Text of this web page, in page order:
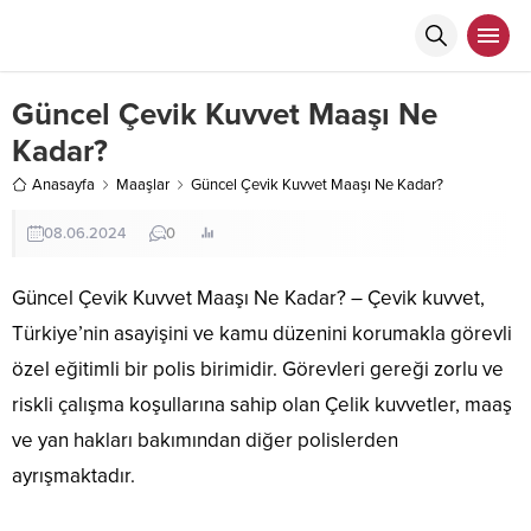
Güncel Çevik Kuvvet Maaşı Ne
Kadar?
Anasayfa Maaşlar Güncel Çevik Kuvvet Maaşı Ne Kadar?
08.06.2024 0
Güncel Çevik Kuvvet Maaşı Ne Kadar? – Çevik kuvvet,
Türkiye’nin asayişini ve kamu düzenini korumakla görevli
özel eğitimli bir polis birimidir. Görevleri gereği zorlu ve
riskli çalışma koşullarına sahip olan Çelik kuvvetler, maaş
ve yan hakları bakımından diğer polislerden
ayrışmaktadır.